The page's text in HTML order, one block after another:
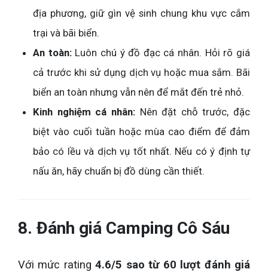
địa phương, giữ gìn vệ sinh chung khu vực cắm
trại và bãi biển.
An toàn:Luôn chú ý đồ đạc cá nhân. Hỏi rõ giá
cả trước khi sử dụng dịch vụ hoặc mua sắm. Bãi
biển an toàn nhưng vẫn nên để mắt đến trẻ nhỏ.
Kinh nghiệm cá nhân:Nên đặt chỗ trước, đặc
biệt vào cuối tuần hoặc mùa cao điểm để đảm
bảo có lều và dịch vụ tốt nhất. Nếu có ý định tự
nấu ăn, hãy chuẩn bị đồ dùng cần thiết.
8. Đánh giá Camping Cô Sáu
Với mức rating4.6/5 sao từ 60 lượt đánh giá